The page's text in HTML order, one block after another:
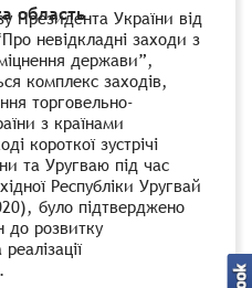
область
Президента України від
невідкладні заходи з
держави”,
комплекс заходів,
торговельно-
з країнами
короткої зустрічі
та Уругваю під час
Республіки Уругвай
було підтверджено
до розвитку